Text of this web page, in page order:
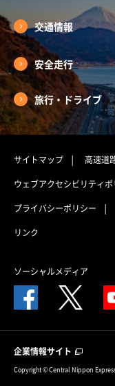
交通情報
安全走行
旅行・ドライブ
サイトマップ 高速道
ウェブアクセシビリティポ
プライバシーポリシー
リンク
ソーシャルメディア
企業情報サイト
Copyright © Central Nippon